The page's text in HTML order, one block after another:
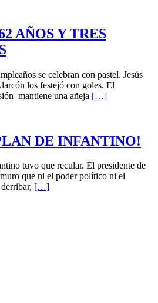
AÑOS Y TRES
se celebran con pastel. Jesús
los festejó con goles. El
mantiene una añeja […]
DE INFANTINO!
tuvo que recular. El presidente de
que ni el poder político ni el
[…]